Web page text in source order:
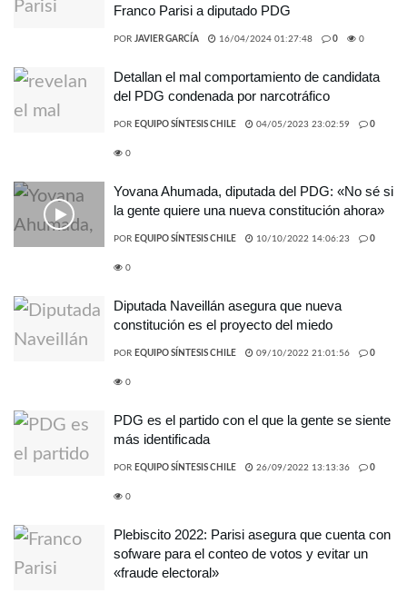
Franco Parisi a diputado PDG
POR JAVIER GARCÍA 16/04/2024 01:27:48 0 0
Detallan el mal comportamiento de candidata
del PDG condenada por narcotráfico
POR EQUIPO SÍNTESIS CHILE 04/05/2023 23:02:59 0
0
Yovana Ahumada, diputada del PDG: «No sé si
la gente quiere una nueva constitución ahora»
POR EQUIPO SÍNTESIS CHILE 10/10/2022 14:06:23 0
0
Diputada Naveillán asegura que nueva
constitución es el proyecto del miedo
POR EQUIPO SÍNTESIS CHILE 09/10/2022 21:01:56 0
0
PDG es el partido con el que la gente se siente
más identificada
POR EQUIPO SÍNTESIS CHILE 26/09/2022 13:13:36 0
0
Plebiscito 2022: Parisi asegura que cuenta con
sofware para el conteo de votos y evitar un
«fraude electoral»